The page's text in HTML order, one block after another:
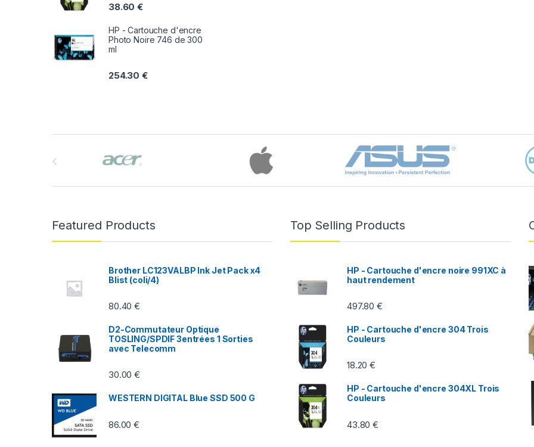
38.60€
HP - Cartouche d'encre
Photo Noire 746 de 300
ml
254.30€
Featured Products
Brother LC123VALBP Ink Jet Pack x4
Blist (coli/4)
80.40€
D2-Commutateur Optique
TOSLING/SPDIF 3entrées 1 Sorties
avec Telecomm
30.00€
WESTERN DIGITAL Blue SSD 500 G
86.00€
Top Selling Products
HP - Cartouche d'encre noire 991XC à
haut rendement
497.80€
HP - Cartouche d'encre 304 Trois
Couleurs
18.20€
HP - Cartouche d'encre 304XL Trois
Couleurs
43.80€